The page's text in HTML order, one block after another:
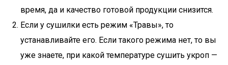
время, да и качество готовой продукции снизится.
Если у сушилки есть режим «Травы», то
устанавливайте его. Если такого режима нет, то вы
уже знаете, при какой температуре сушить укроп —